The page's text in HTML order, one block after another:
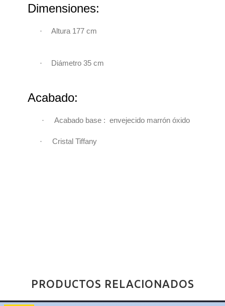
Dimensiones:
· Altura 177 cm
· Diámetro 35 cm
Acabado:
· Acabado base : envejecido marrón óxido
· Cristal Tiffany
PRODUCTOS RELACIONADOS